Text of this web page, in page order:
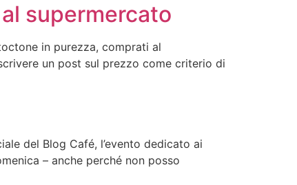
supermercato
in purezza, comprati al
un post sul prezzo come criterio di
del Blog Café, l’evento dedicato ai
– anche perché non posso